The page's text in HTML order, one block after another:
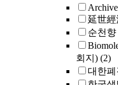
延世
순천
회지) (2)
대한폐